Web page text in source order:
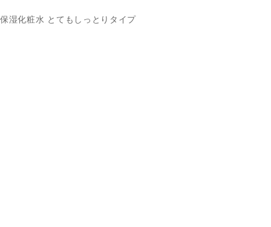
保湿化粧水 とてもしっとりタイプ